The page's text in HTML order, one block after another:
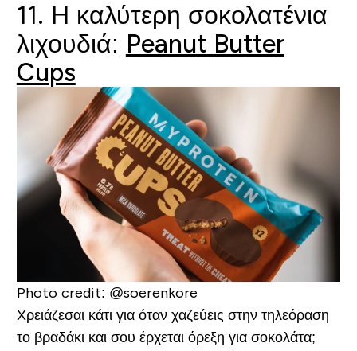
11. Η καλύτερη σοκολατένια
λιχουδιά: Peanut Butter
Cups
Photo credit: @soerenkore
Χρειάζεσαι κάτι για όταν χαζεύεις στην τηλεόραση
το βραδάκι και σου έρχεται όρεξη για σοκολάτα;